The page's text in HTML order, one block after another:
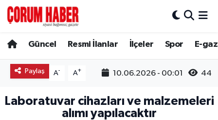
Güncel Resmi İlanlar İlçeler Spor E-
Paylaş A- A+ 10.06.2026 - 00:01 44
Laboratuvar cihazları ve malzemeleri
alımı yapılacaktır
Spor
Hava Durumu
Trafik Durumu